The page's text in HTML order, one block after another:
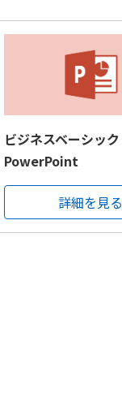
ビジネスベーシック
PowerPoint
詳細を見る